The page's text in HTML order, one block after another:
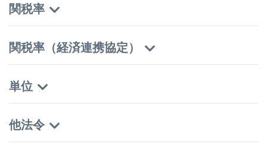
関税率
関税率（経済連携協定）
単位
他法令